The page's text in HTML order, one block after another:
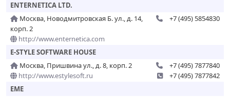
ENTERNETICA LTD.
Москва, Новодмитровская Б. ул., д. 14,
корп. 2
http://www.enternetica.com
+7 (495) 5854830
E-STYLE SOFTWARE HOUSE
Москва, Пришвина ул., д. 8, корп. 2
http://www.estylesoft.ru
+7 (495) 7877840
+7 (495) 7877842
EME